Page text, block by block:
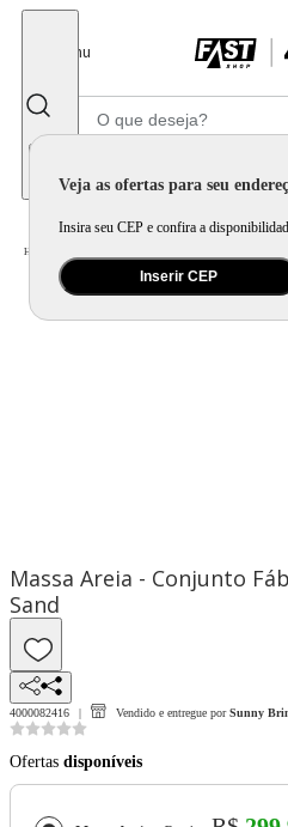
Menu
Veja as ofertas para seu
Insira seu CEP e confira a
Inserir CEP
Home
Massa Areia - Conjunto
Sand
4000082416 Vendido e entregue por Sunny
Ofertas disponíveis